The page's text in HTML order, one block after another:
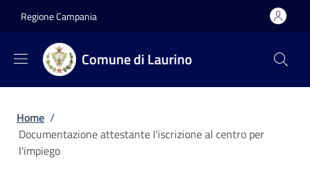
Regione Campania
Comune di Laurino
Briciole di pane
Home /
Documentazione attestante l'iscrizione al centro per
l'impiego